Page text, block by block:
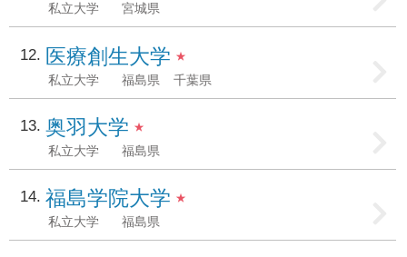
私立大学 宮城県
12 医療創生大学 ★
私立大学 福島県 千葉県
13 奥羽大学 ★
私立大学 福島県
14 福島学院大学 ★
私立大学 福島県